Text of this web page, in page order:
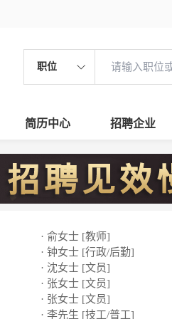
职位
简历中心 招聘企业
· 俞女士 [教师]
· 钟女士 [行政/后勤]
· 沈女士 [文员]
· 张女士 [文员]
· 张女士 [文员]
· 李先生 [技工/普工]